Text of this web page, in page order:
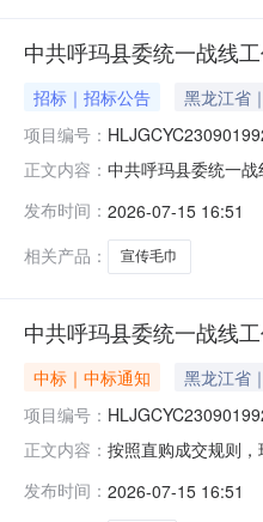
中共呼玛县委统一战线
招标｜招标公告 黑龙江省
项目编号：
正文内容： 中共呼玛县委统一
方可验收，不合格
民共和国政府采购法
发布时间： 2026-07-15 16:51
相关产品：
宣传毛巾
中共呼玛县委统一战线
中标｜中标通知 黑龙江省
项目编号：
正文内容： 按照直购成交规则
标的类型：服务类
发布时间： 2026-07-15 16:51